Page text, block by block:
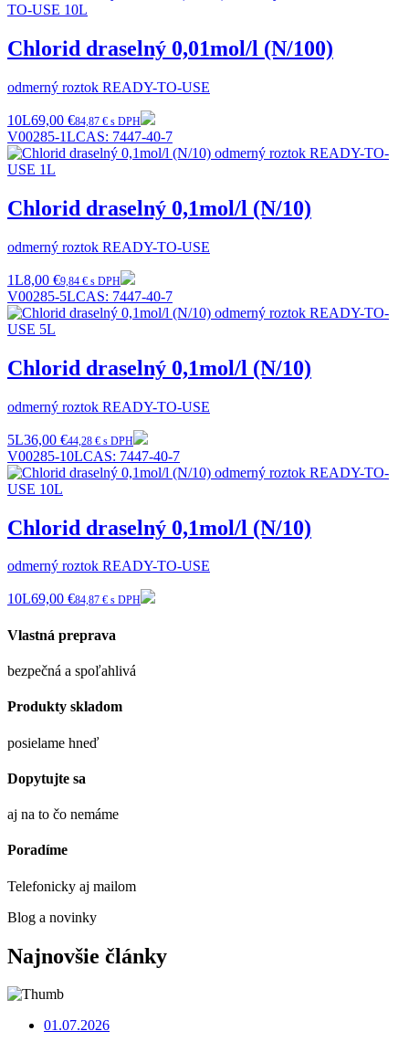
Chlorid draselný 0,01mol/l (N/100)
odmerný roztok READY-TO-USE
10L69,00 €84,87 € s DPH
V00285-1LCAS: 7447-40-7
Chlorid draselný 0,1mol/l (N/10)
odmerný roztok READY-TO-USE
1L8,00 €9,84 € s DPH
V00285-5LCAS: 7447-40-7
Chlorid draselný 0,1mol/l (N/10)
odmerný roztok READY-TO-USE
5L36,00 €44,28 € s DPH
V00285-10LCAS: 7447-40-7
Chlorid draselný 0,1mol/l (N/10)
odmerný roztok READY-TO-USE
10L69,00 €84,87 € s DPH
Vlastná preprava
bezpečná a spoľahlivá
Produkty skladom
posielame hneď
Dopytujte sa
aj na to čo nemáme
Poradíme
Telefonicky aj mailom
Blog a novinky
Najnovšie články
01.07.2026